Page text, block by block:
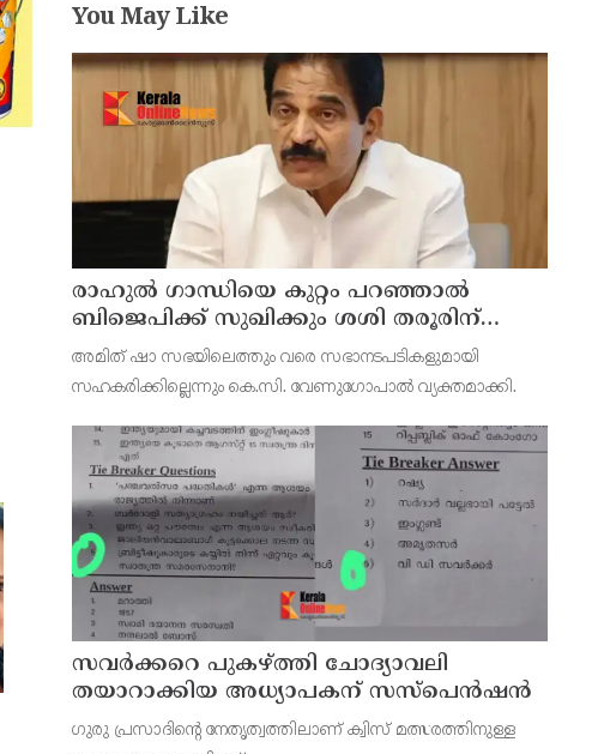
You May Like
രാഹുല്‍ ഗാന്ധിയെ കുറ്റം പറഞ്ഞാല്‍
ബിജെപിക്ക് സുഖിക്കും ശശി തരൂരിന്
മറുപടിയുമായി കെ സി വേണുഗോപാല്‍
അമിത് ഷാ സഭയിലെത്തും വരെ സഭാനടപടികളുമായി
സഹകരിക്കില്ലെന്നും കെ.സി. വേണുഗോപാല്‍ വ്യക്തമാക്കി.
സവര്‍ക്കറെ പുകഴ്ത്തി ചോദ്യാവലി
തയാറാക്കിയ അധ്യാപകന് സസ്‌പെന്‍ഷന്‍
ഗുരു പ്രസാദിന്റെ നേതൃത്വത്തിലാണ് ക്വിസ് മത്സരത്തിനുള്ള